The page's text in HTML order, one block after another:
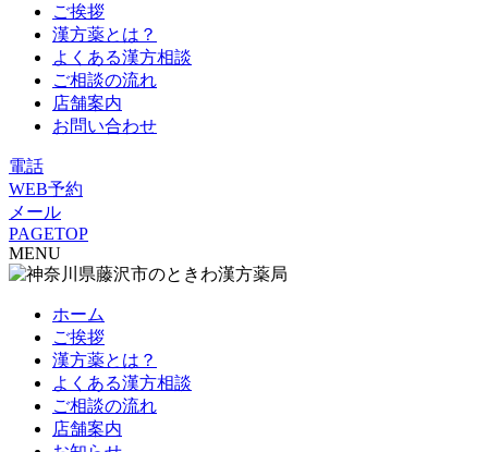
ご挨拶
漢方薬とは？
よくある漢方相談
ご相談の流れ
店舗案内
お問い合わせ
電話
WEB予約
メール
PAGETOP
MENU
ホーム
ご挨拶
漢方薬とは？
よくある漢方相談
ご相談の流れ
店舗案内